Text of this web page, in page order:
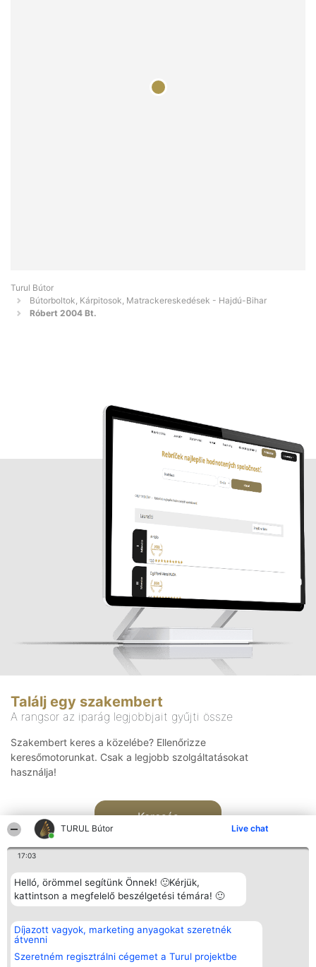
TURUL Bútor Live chat
17:03
Helló, örömmel segítünk Önnek! 🙂Kérjük,
kattintson a megfelelő beszélgetési témára! 🙂
Díjazott vagyok, marketing anyagokat szeretnék
átvenni
Szeretném regisztrálni cégemet a Turul projektbe
Turul Bútor
Bútorboltok, Kárpitosok, Matrackereskedések - Hajdú-Bihar
Róbert 2004 Bt.
Találj egy szakembert
A rangsor az iparág legjobbjait gyűjti össze
Szakembert keres a közelébe? Ellenőrizze
keresőmotorunkat. Csak a legjobb szolgáltatásokat
használja!
Keresés
Rangsorszervező
SC Beautiful Company S.R.L.
Bulevardul Aleea Timișul De
Sus Nr. 2, Bl. A30, Sc. A, Et.
4, Ap. 13
Népszavazás
Nyertesek
listája
Elérhetőség
Elérhetőség